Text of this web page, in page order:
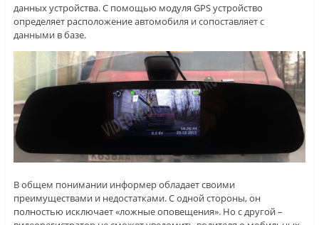
данных устройства. С помощью модуля GPS устройство
определяет расположение автомобиля и сопоставляет с
данными в базе.
В общем понимании информер обладает своими
преимуществами и недостатками. С одной стороны, он
полностью исключает «ложные оповещения». Но с другой –